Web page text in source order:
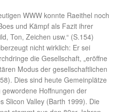
WWW konnte Raeithel noch
und Kämpf als Fazit ihrer
Ton, Zeichen usw.“ (S.154)
nicht wirklich: Er sei
die Gesellschaft, „eröffne
Modus der gesellschaftlichen
Dies sind heute Gemeinplätze
Hoffnungen der
Slicon Valley (Barth 1999). Die